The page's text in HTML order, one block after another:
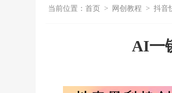
当前位置： 首页 > 网创教程 > 抖音
AI一